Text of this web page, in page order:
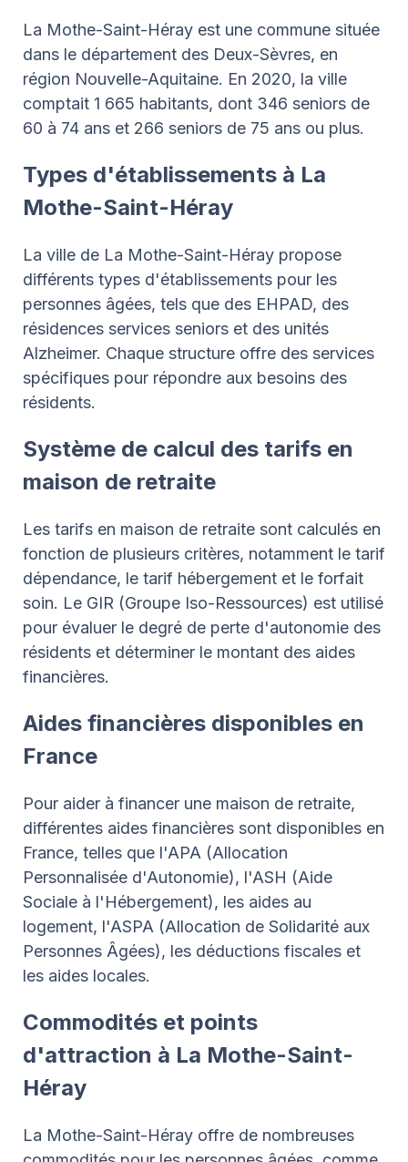
La Mothe-Saint-Héray est une commune située
dans le département des Deux-Sèvres, en
région Nouvelle-Aquitaine. En 2020, la ville
comptait 1 665 habitants, dont 346 seniors de
60 à 74 ans et 266 seniors de 75 ans ou plus.
Types d'établissements à La
Mothe-Saint-Héray
La ville de La Mothe-Saint-Héray propose
différents types d'établissements pour les
personnes âgées, tels que des EHPAD, des
résidences services seniors et des unités
Alzheimer. Chaque structure offre des services
spécifiques pour répondre aux besoins des
résidents.
Système de calcul des tarifs en
maison de retraite
Les tarifs en maison de retraite sont calculés en
fonction de plusieurs critères, notamment le tarif
dépendance, le tarif hébergement et le forfait
soin. Le GIR (Groupe Iso-Ressources) est utilisé
pour évaluer le degré de perte d'autonomie des
résidents et déterminer le montant des aides
financières.
Aides financières disponibles en
France
Pour aider à financer une maison de retraite,
différentes aides financières sont disponibles en
France, telles que l'APA (Allocation
Personnalisée d'Autonomie), l'ASH (Aide
Sociale à l'Hébergement), les aides au
logement, l'ASPA (Allocation de Solidarité aux
Personnes Âgées), les déductions fiscales et
les aides locales.
Commodités et points
d'attraction à La Mothe-Saint-
Héray
La Mothe-Saint-Héray offre de nombreuses